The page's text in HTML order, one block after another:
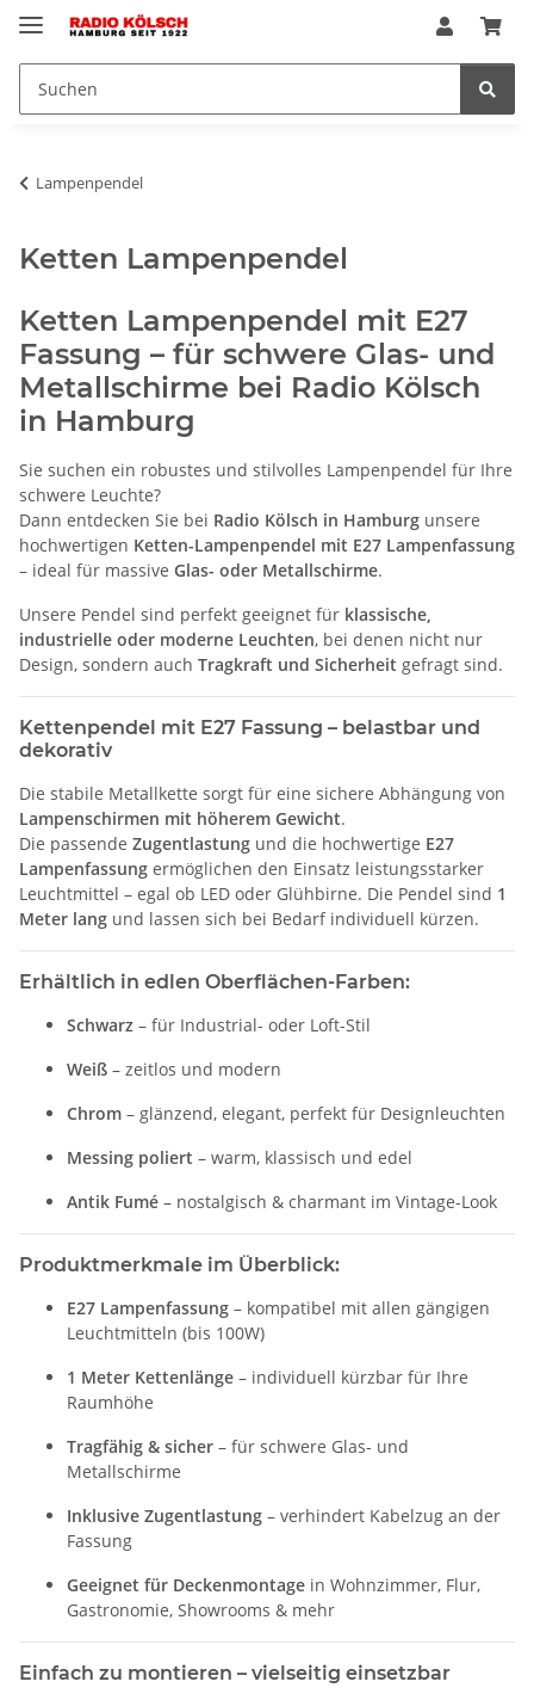
Lampenpendel
Ketten Lampenpendel
Ketten Lampenpendel mit E27
Fassung – für schwere Glas- und
Metallschirme bei Radio Kölsch
in Hamburg
Sie suchen ein robustes und stilvolles Lampenpendel für Ihre
schwere Leuchte?
Dann entdecken Sie bei Radio Kölsch in Hamburg unsere
hochwertigen Ketten-Lampenpendel mit E27 Lampenfassung
– ideal für massive Glas- oder Metallschirme.
Unsere Pendel sind perfekt geeignet für klassische,
industrielle oder moderne Leuchten, bei denen nicht nur
Design, sondern auch Tragkraft und Sicherheit gefragt sind.
Kettenpendel mit E27 Fassung – belastbar und
dekorativ
Die stabile Metallkette sorgt für eine sichere Abhängung von
Lampenschirmen mit höherem Gewicht.
Die passende Zugentlastung und die hochwertige E27
Lampenfassung ermöglichen den Einsatz leistungsstarker
Leuchtmittel – egal ob LED oder Glühbirne. Die Pendel sind 1
Meter lang und lassen sich bei Bedarf individuell kürzen.
Erhältlich in edlen Oberflächen-Farben:
Schwarz – für Industrial- oder Loft-Stil
Weiß – zeitlos und modern
Chrom – glänzend, elegant, perfekt für Designleuchten
Messing poliert – warm, klassisch und edel
Antik Fumé – nostalgisch & charmant im Vintage-Look
Produktmerkmale im Überblick:
E27 Lampenfassung – kompatibel mit allen gängigen
Leuchtmitteln (bis 100W)
1 Meter Kettenlänge – individuell kürzbar für Ihre
Raumhöhe
Tragfähig & sicher – für schwere Glas- und
Metallschirme
Inklusive Zugentlastung – verhindert Kabelzug an der
Fassung
Geeignet für Deckenmontage in Wohnzimmer, Flur,
Gastronomie, Showrooms & mehr
Einfach zu montieren – vielseitig einsetzbar